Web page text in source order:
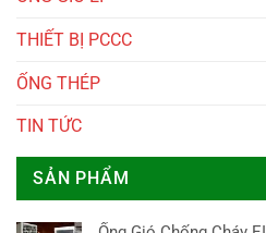
THIẾT BỊ PCCC
ỐNG THÉP
TIN TỨC
SẢN PHẨM